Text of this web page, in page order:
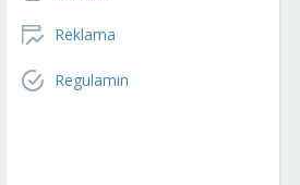
Reklama
Regulamin